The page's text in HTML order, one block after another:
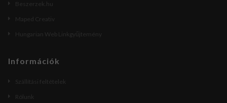
Beszerzek.hu
Maped Creativ
Hungarian Web Linkgyűjtemény
Információk
Szállítási feltételek
Rólunk